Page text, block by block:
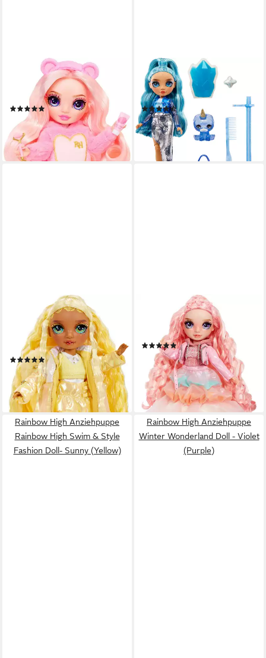
RAINBOW HIGH
Anziehpuppe Junior High PJ
Party Fashion Doll Bella (Pink)
(9)
ab 30,76 €
lieferbar - in 2-3 Werktagen bei dir
RAINBOW HIGH
Anziehpuppe Classic Rainbow
Fashion Doll - Skyler (blue)
(10)
27,00 € UVP 34,99 €
-23%
lieferbar - in 1-2 Werktagen bei dir
RAINBOW HIGH
Anziehpuppe Winter
Wonderland Doll - Sunny
(Yellow)
(8)
ab 34,95 € UVP 38,99 €
-10%
lieferbar - in 1-2 Werktagen bei dir
RAINBOW HIGH
Anziehpuppe Winter
Wonderland Doll - Bella (Pink)
(9)
29,20 € UVP38,99 €
-25%
lieferbar - in 1-2 Werktagen bei dir
Rainbow High Anziehpuppe
Rainbow High Swim & Style
Fashion Doll- Sunny (Yellow)
Rainbow High Anziehpuppe
Winter Wonderland Doll - Violet
(Purple)